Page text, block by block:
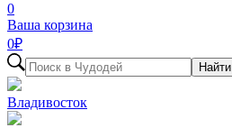
0
Ваша корзина
0₽
Найти
Владивосток